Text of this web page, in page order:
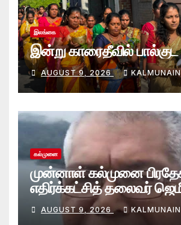
இலங்கை
இன்று காரைதீவில்
AUGUST 9, 2026
கல்முனை
முன்னாள் கல்முனை
எதிர்க்கட்சித் தலைவர்
காலமானார்.!
AUGUST 9, 2026